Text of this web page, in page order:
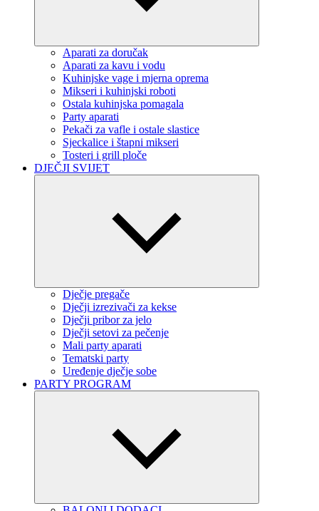
Aparati za doručak
Aparati za kavu i vodu
Kuhinjske vage i mjerna oprema
Mikseri i kuhinjski roboti
Ostala kuhinjska pomagala
Party aparati
Pekači za vafle i ostale slastice
Sjeckalice i štapni mikseri
Tosteri i grill ploče
DJEČJI SVIJET
Dječje pregače
Dječji izrezivači za kekse
Dječji pribor za jelo
Dječji setovi za pečenje
Mali party aparati
Tematski party
Uređenje dječje sobe
PARTY PROGRAM